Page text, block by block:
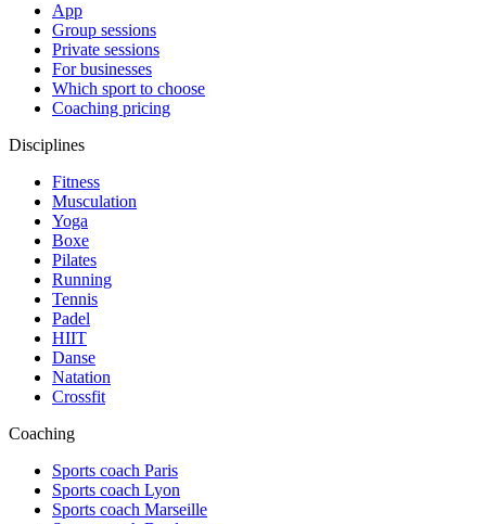
App
Group sessions
Private sessions
For businesses
Which sport to choose
Coaching pricing
Disciplines
Fitness
Musculation
Yoga
Boxe
Pilates
Running
Tennis
Padel
HIIT
Danse
Natation
Crossfit
Coaching
Sports coach Paris
Sports coach Lyon
Sports coach Marseille